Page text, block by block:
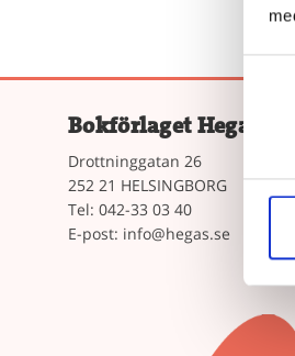
Bokförlaget Hegas AB
Drottninggatan 26
252 21 HELSINGBORG
Tel: 042-33 03 40
E-post: info@hegas.se